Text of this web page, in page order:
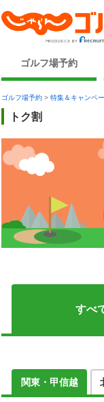
ゴルフ場予約
ゴルフ場予約 > 特集＆キャンペ
トク割
すべ
関東・甲信越